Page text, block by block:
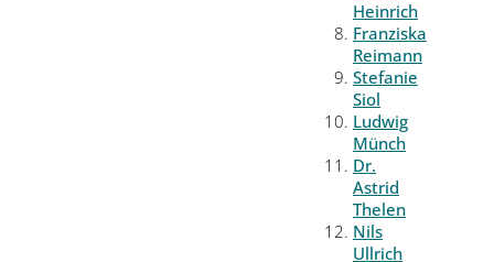
Heinrich
Franziska
Reimann
Stefanie
Siol
Ludwig
Münch
Dr.
Astrid
Thelen
Nils
Ullrich